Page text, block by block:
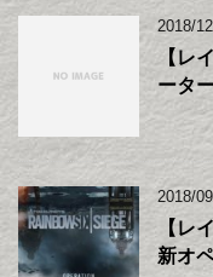
2018/
【レ
ータ
2018/
【レ
新オ